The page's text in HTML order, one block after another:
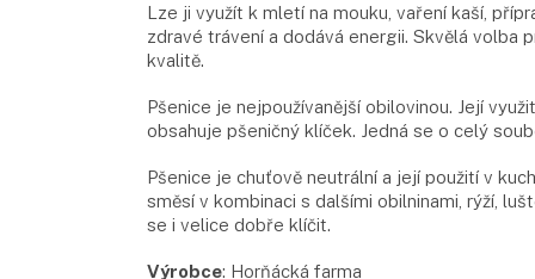
Lze ji využít k mletí na mouku, vaření kaší,
zdravé trávení a dodává energii. Skvělá volba
kvalitě.
Pšenice je nejpoužívanější obilovinou. Její
obsahuje pšeničný klíček. Jedná se o celý
Pšenice je chuťově neutrální a její použití v
směsí v kombinaci s dalšími obilninami, rýží,
se i velice dobře klíčit.
Výrobce: Horňácká farma